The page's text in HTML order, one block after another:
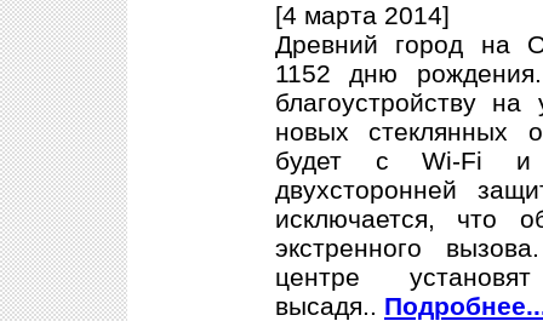
[4 марта 2014]
Древний город на
1152 дню
благоустройству
новых стеклянных
будет с Wi-Fi и
двухсторонней
исключается, что
экстренного
центре
высадя..